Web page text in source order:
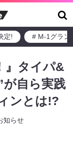
定! # M-1グラン
』タイパ&
が自ら実践
ンとは!?
知らせ